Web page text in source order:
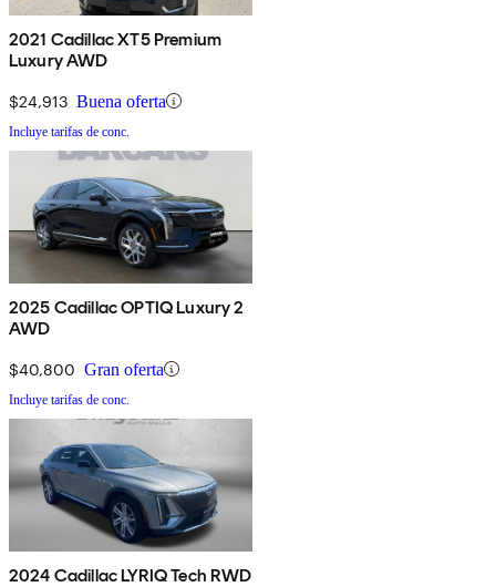
2021 Cadillac XT5 Premium
Luxury AWD
$24,913 Buena oferta
Incluye tarifas de conc.
2025 Cadillac OPTIQ Luxury 2
AWD
$40,800 Gran oferta
Incluye tarifas de conc.
2024 Cadillac LYRIQ Tech RWD